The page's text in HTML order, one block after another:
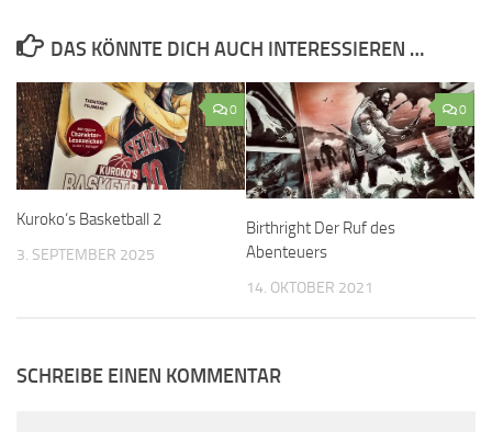
DAS KÖNNTE DICH AUCH INTERESSIEREN …
0
Kuroko‘s Basketball 2
3. SEPTEMBER 2025
0
Birthright Der Ruf des
Abenteuers
14. OKTOBER 2021
SCHREIBE EINEN KOMMENTAR